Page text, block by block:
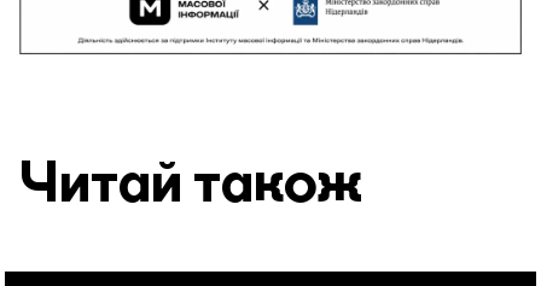
Читай також